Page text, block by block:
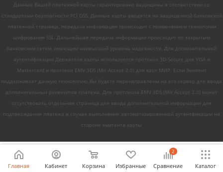
Данные Вашей платежной карты гарантировано защищены в соответствии со
стандартами безопасности PCI DSS. Данные карты вводятся на защищенной банковской
платежной странице, передача информации происходит с применением технологии
шифрования SSL. Дальнейшая передача информации происходит по закрытым
банковским сетям, имеющим наивысший уровень надежности. Для дополнительной
аутентификации Держателя карты используется протокол 3D-Secure для VISA и
Mastercard и протокол EMV 3DS (Mir Accept 2.0) для карт МИР. Если Эмитент
поддерживает данную технологию, Вы будете перенаправлены на его сервер для ввода
дополнительных реквизитов платежа. Для протокола EMV 3DS (Mir Accept 2.0) может
отсутствовать отдельная страница для ввода дополнительной информации для
подтверждения платежа в случае выполнения автоматизированной аутентфикации на
стороне эмитента карты
Главная Кабинет Корзина Избранные
2
Сравнение Каталог